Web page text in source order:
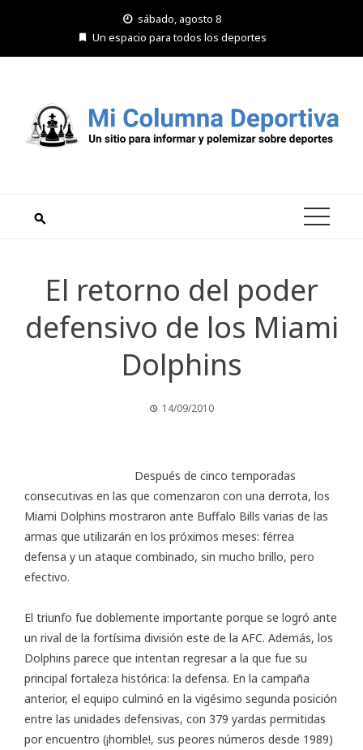
sábado, agosto 8
Un espacio para todos los deportes
El retorno del poder
defensivo de los Miami
Dolphins
14/09/2010
Después de cinco temporadas
consecutivas en las que comenzaron con una derrota, los
Miami Dolphins mostraron ante Buffalo Bills varias de las
armas que utilizarán en los próximos meses: férrea
defensa y un ataque combinado, sin mucho brillo, pero
efectivo.
El triunfo fue doblemente importante porque se logró ante
un rival de la fortísima división este de la AFC. Además, los
Dolphins parece que intentan regresar a la que fue su
principal fortaleza histórica: la defensa. En la campaña
anterior, el equipo culminó en la vigésimo segunda posición
entre las unidades defensivas, con 379 yardas permitidas
por encuentro (¡horrible!, sus peores números desde 1989)